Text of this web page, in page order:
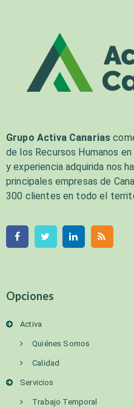
Grupo Activa Canarias
de los Recursos Humanos
y experiencia adquirida nos
principales empresas de
300 clientes en todo el
Opciones
Activa
Quiénes Somos
Calidad
Servicios
Trabajo Temporal